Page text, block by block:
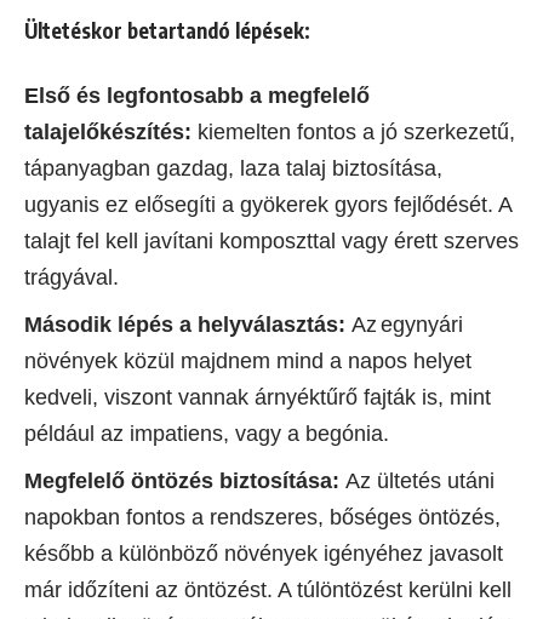
Ültetéskor betartandó lépések:
Első és legfontosabb a megfelelő
talajelőkészítés: kiemelten fontos a jó szerkezetű,
tápanyagban gazdag, laza talaj biztosítása,
ugyanis ez elősegíti a gyökerek gyors fejlődését. A
talajt fel kell javítani komposzttal vagy érett szerves
trágyával.
Második lépés a helyválasztás: Az egynyári
növények közül majdnem mind a napos helyet
kedveli, viszont vannak árnyéktűrő fajták is, mint
például az impatiens, vagy a begónia.
Megfelelő öntözés biztosítása: Az ültetés utáni
napokban fontos a rendszeres, bőséges öntözés,
később a különböző növények igényéhez javasolt
már időzíteni az öntözést. A túlöntözést kerülni kell